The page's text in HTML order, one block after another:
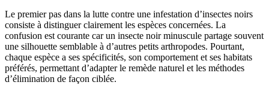
Le premier pas dans la lutte contre une infestation d’insectes noirs
consiste à distinguer clairement les espèces concernées. La
confusion est courante car un insecte noir minuscule partage souvent
une silhouette semblable à d’autres petits arthropodes. Pourtant,
chaque espèce a ses spécificités, son comportement et ses habitats
préférés, permettant d’adapter le remède naturel et les méthodes
d’élimination de façon ciblée.